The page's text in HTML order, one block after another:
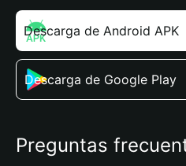
Descarga de Android APK
Descarga de Google Play
Preguntas